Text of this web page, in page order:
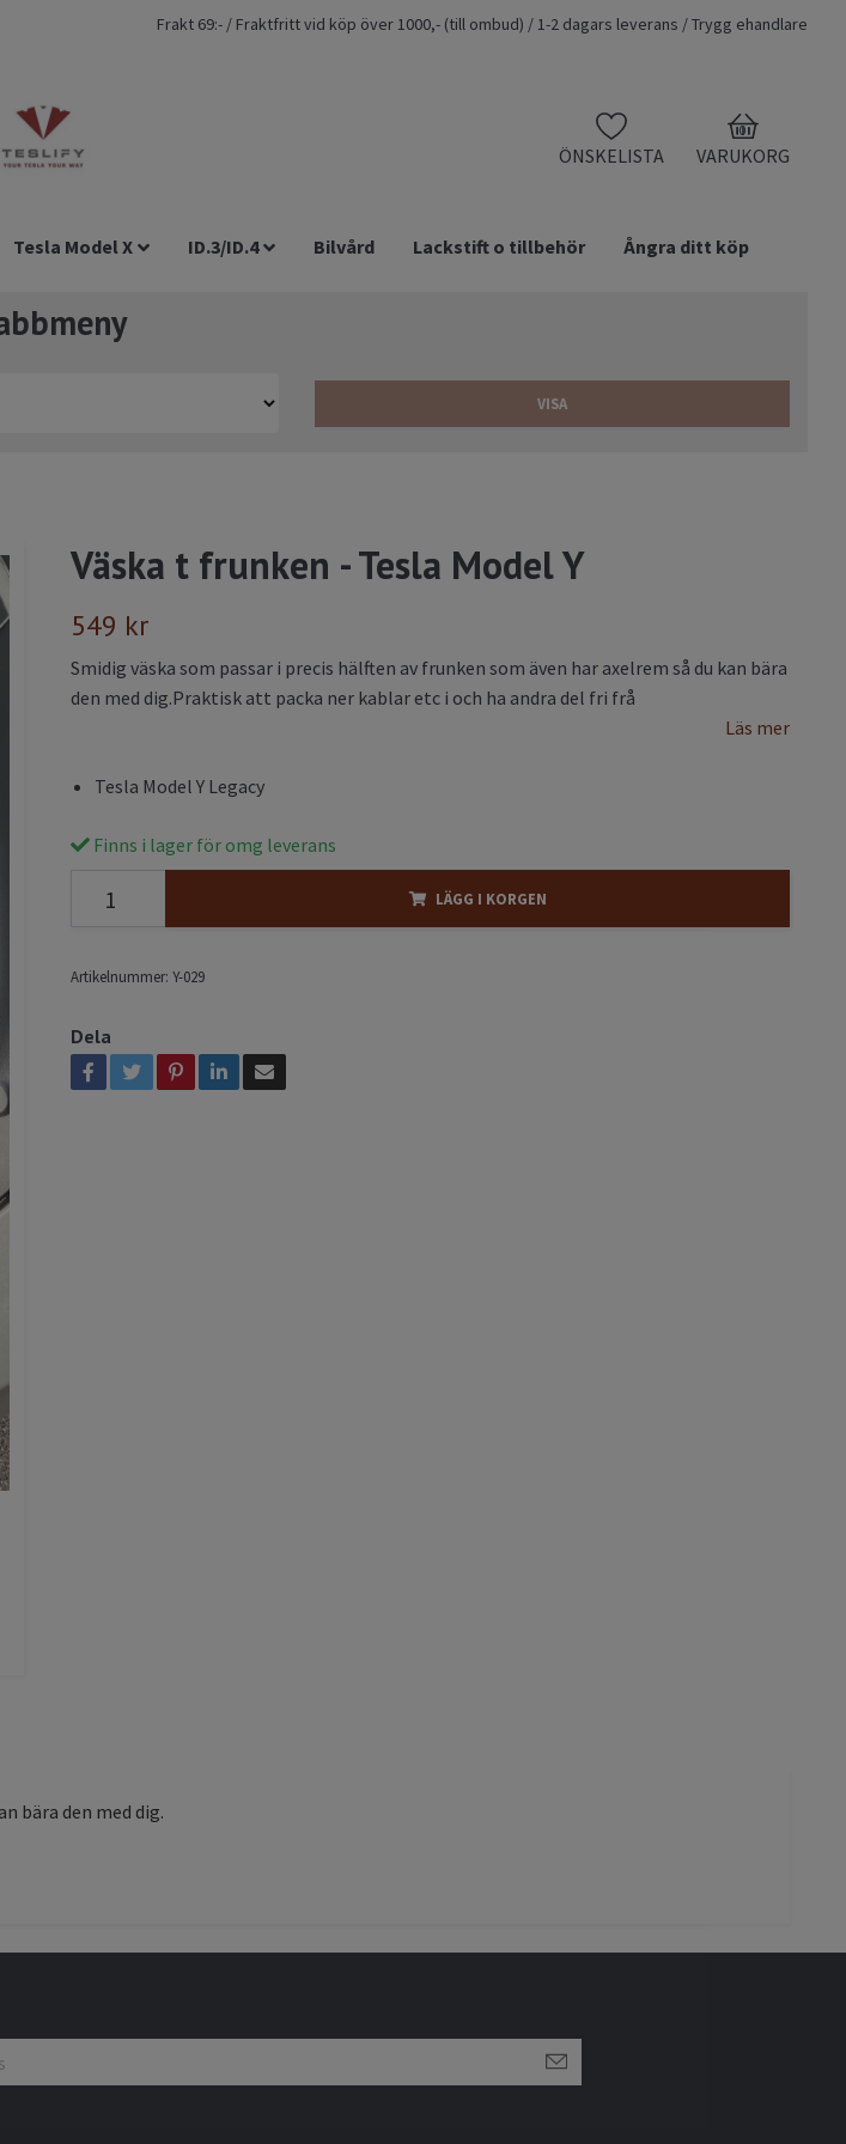
Frakt 69:- / Fraktfritt vid köp över 1000,- (till ombud) / 1-2 dagars leverans / Trygg ehandlare
ÖNSKELISTA
0
VARUKORG
Tesla Model X ID.3/ID.4 Bilvård Lackstift o tillbehör Ångra ditt köp
VISA
Väska t frunken - Tesla Model Y
549 kr
Smidig väska som passar i precis hälften av frunken som även har axelrem så du kan bära
den med dig.Praktisk att packa ner kablar etc i och ha andra del fri frå
Läs mer
Tesla Model Y Legacy
Finns i lager för omg leverans
LÄGG I KORGEN
Artikelnummer: Y-029
Dela
bära den med dig.